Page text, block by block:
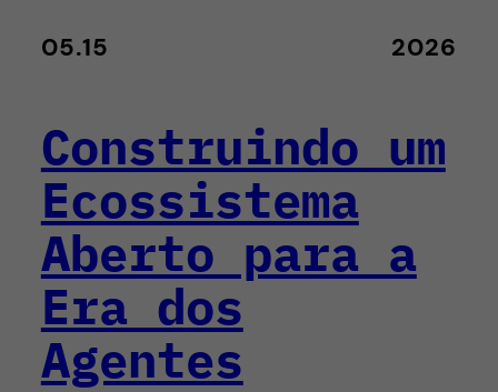
05.15 2026
Construindo um
Ecossistema
Aberto para a
Era dos
Agentes